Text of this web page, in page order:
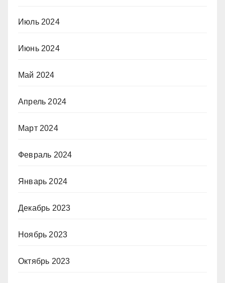
Июль 2024
Июнь 2024
Май 2024
Апрель 2024
Март 2024
Февраль 2024
Январь 2024
Декабрь 2023
Ноябрь 2023
Октябрь 2023